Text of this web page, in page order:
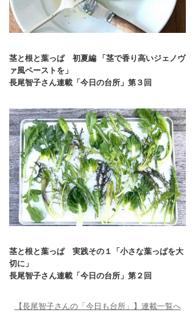
茎と根と葉っぱ 初夏編 「茎で香り高いジェノヴ
ァ風ペーストを」
長尾智子さん連載「今日の台所」第３回
茎と根と葉っぱ 実践その１「小さな葉っぱを大
切に」
長尾智子さん連載「今日の台所」第２回
【長尾智子さんの「今日も台所」】連載一覧へ